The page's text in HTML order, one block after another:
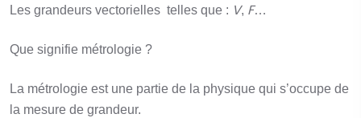
Les grandeurs vectorielles telles que : V, F…
Que signifie métrologie ?
La métrologie est une partie de la physique qui s’occupe de
la mesure de grandeur.